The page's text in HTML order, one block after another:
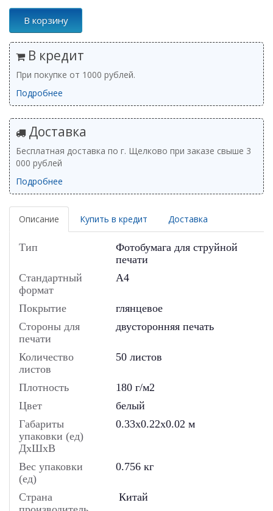
В корзину
В кредит
При покупке от 1000 рублей.
Подробнее
Доставка
Бесплатная доставка по г. Щелково при заказе свыше 3
000 рублей
Подробнее
Описание Купить в кредит Доставка
Тип
Фотобумага для струйной
печати
Стандартный
формат
A4
Покрытие
глянцевое
Стороны для
печати
двусторонняя печать
Количество
листов
50 листов
Плотность
180 г/м2
Цвет
белый
Габариты
упаковки (ед)
ДхШхВ
0.33x0.22x0.02 м
Вес упаковки
(ед)
0.756 кг
Страна
Китай